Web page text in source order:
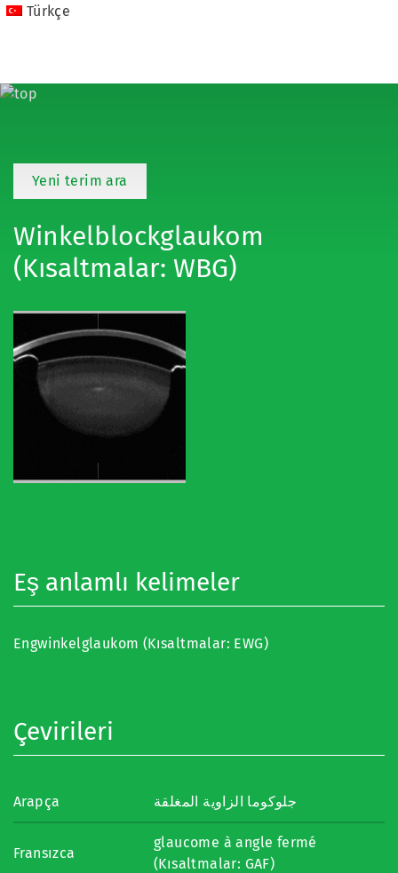
Türkçe
Yeni terim ara
Winkelblockglaukom
(Kısaltmalar: WBG)
Eş anlamlı kelimeler
Engwinkelglaukom (Kısaltmalar: EWG)
Çevirileri
Arapça جلوكوما الزاوية المغلقة
Fransızca
glaucome à angle fermé
(Kısaltmalar: GAF)